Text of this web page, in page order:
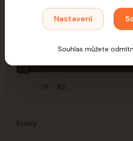
Náhradní
Kč
Od
Štítky
Nastavení
Souhlas můžete